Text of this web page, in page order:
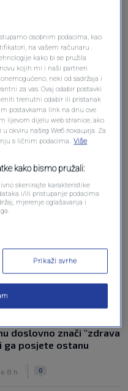
doslovno znači "zdrava
ga posjete ostanu
8 h 0
osobnim podacima, kao
na vašem računaru .
kako bi se pružila
kojih mi i naši partneri
neki od sadržaja i
za vas. Ovaj odabir postavki
trenutni odabir ili pristanak
postavkama link na dnu ove
lijevom dijelu web stranice, ako
okviru našeg Wеб локација. Za
s ličnim podacima. Više
kako bismo pružali:
skenirajte karakteristike
i/ili pristupanje podacima
mjerenje oglašavanja i
Prikaži svrhe